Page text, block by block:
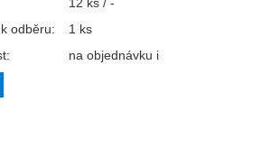
odběru:
1 ks
na objednávku i